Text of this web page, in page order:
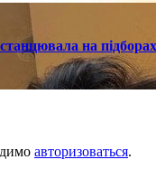
на
авторизоваться.